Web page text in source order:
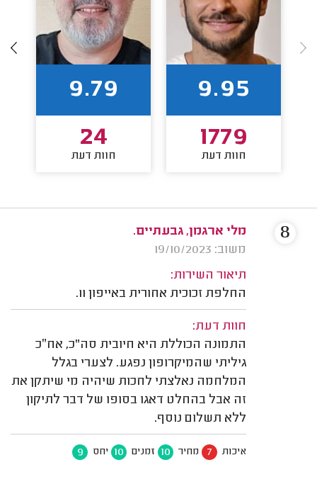
9.95
1779
חוות דעת
9.79
24
חוות דעת
מלי ארגמן, גבעתיים.
משוב: 19/10/2023
תיאור השירות:
החלפת זכוכית אחורית באייפון 11.
חוות דעת:
התמונה הכוללת היא חיובית סה"כ, אח״כ
גיליתי שהמיקרופון נפגע. לצערי בגלל
המלחמה נאלצתי לחכות שיהיה מי שיתקן את
זה אבל בהחלט דאגו בסופו של דבר לתיקון
ללא תשלום נוסף.
איכות 7 מחיר 10 זמנים 10 יחס 9
8